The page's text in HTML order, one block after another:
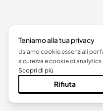
Teniamo alla tua privacy
Usiamo cookie essenziali per
sicurezza e cookie di
Scopri di più
Rifiuta